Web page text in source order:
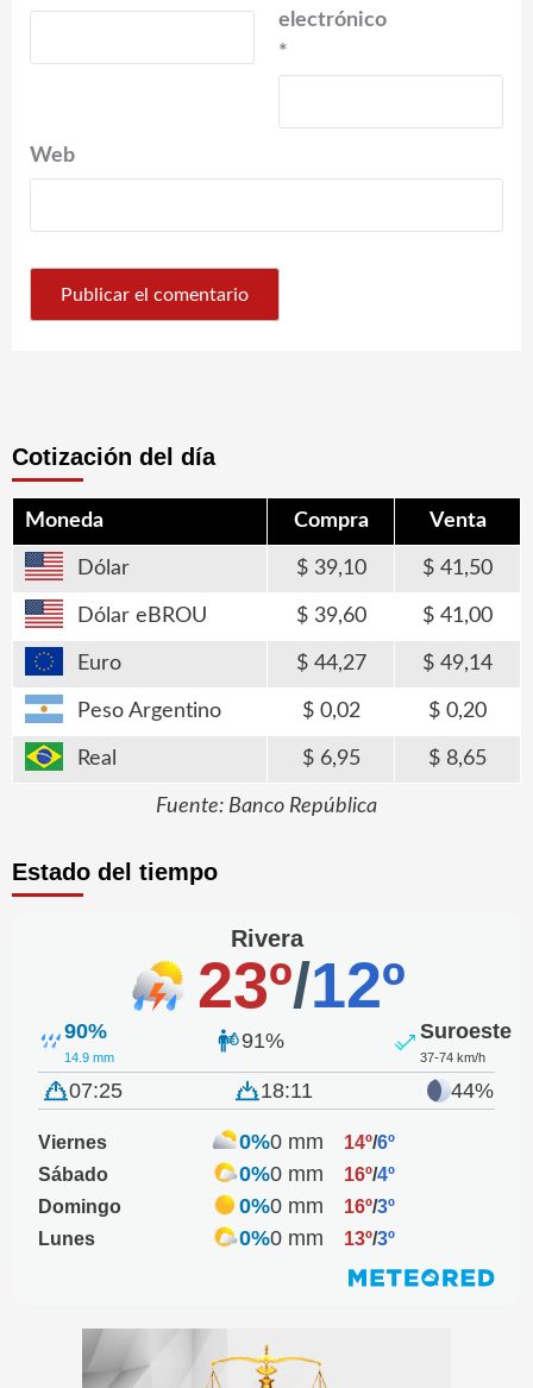
electrónico
*
Web
Cotización del día
Moneda Compra Venta
Dólar 39,10 41,50
Dólar eBROU 39,60 41,00
Euro 44,27 49,14
Peso Argentino 0,02 0,20
Real 6,95 8,65
Fuente: Banco República
Estado del tiempo
Rivera
23º/12º
90%
14.9 mm
91% Suroeste
37-74 km/h
07:25 18:11 44%
Viernes 0%0 mm 14º/6º
Sábado
0%0 mm 16º/4º
Domingo
0%0 mm 16º/3º
Lunes
0%0 mm 13º/3º